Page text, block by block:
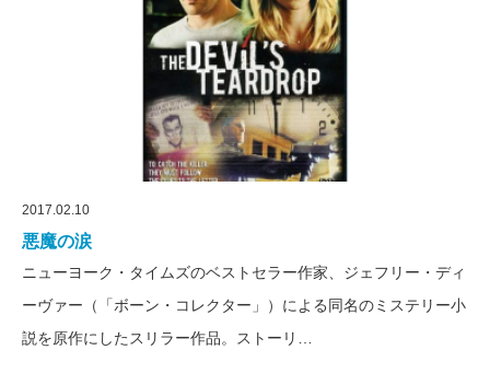
2017.02.10
悪魔の涙
ニューヨーク・タイムズのベストセラー作家、ジェフリー・ディ
ーヴァー（「ボーン・コレクター」）による同名のミステリー小
説を原作にしたスリラー作品。ストーリ…